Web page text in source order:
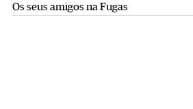
Os seus amigos na Fugas